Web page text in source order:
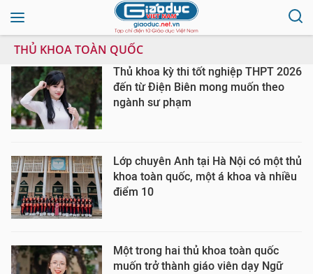
THỦ KHOA TOÀN QUỐC
Thủ khoa kỳ thi tốt nghiệp THPT 2026
đến từ Điện Biên mong muốn theo
ngành sư phạm
Lớp chuyên Anh tại Hà Nội có một thủ
khoa toàn quốc, một á khoa và nhiều
điểm 10
Một trong hai thủ khoa toàn quốc
muốn trở thành giáo viên dạy Ngữ